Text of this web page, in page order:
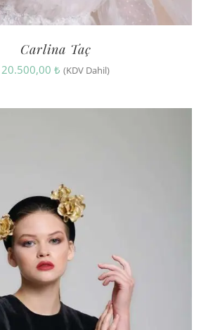
Carlina Taç
20.500,00 ₺ (KDV Dahil)